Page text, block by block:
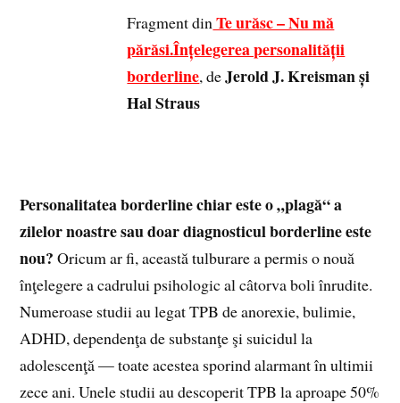
Fragment dinTe urăsc – Nu mă
părăsi.Înțelegerea personalității
borderline, deJerold J. Kreisman și
Hal Straus
Personalitatea borderline chiar este o „plagă“ a
zilelor noastre sau doar diagnosticul borderline este
nou? Oricum ar fi, această tulburare a permis o nouă
înţelegere a cadrului psihologic al câtorva boli înrudite.
Numeroase studii au legat TPB de anorexie, bulimie,
ADHD, dependenţa de substanţe şi suicidul la
adolescenţă — toate acestea sporind alarmant în ultimii
zece ani. Unele studii au descoperit TPB la aproape 50%